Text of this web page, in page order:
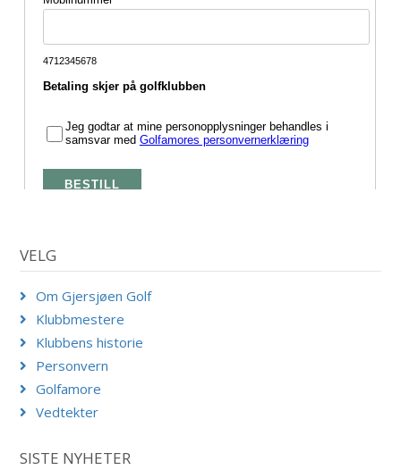
VELG
Om Gjersjøen Golf
Klubbmestere
Klubbens historie
Personvern
Golfamore
Vedtekter
SISTE NYHETER